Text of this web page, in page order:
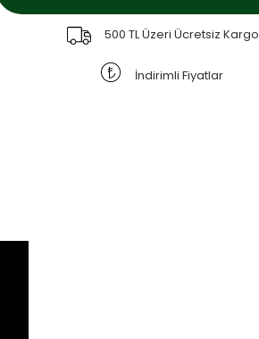
500 TL Üzeri Ücretsiz Kargo
İndirimli Fiyatlar